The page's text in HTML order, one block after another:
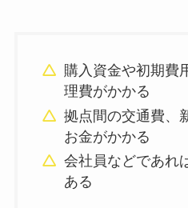
購入資金や初期費
理費がかかる
拠点間の交通費、
お金がかかる
会社員などであれ
ある